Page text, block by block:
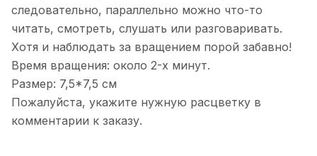
следовательно, параллельно можно что-то
читать, смотреть, слушать или разговаривать.
Хотя и наблюдать за вращением порой забавно!
Время вращения: около 2-х минут.
Размер: 7,5*7,5 см
Пожалуйста, укажите нужную расцветку в
комментарии к заказу.